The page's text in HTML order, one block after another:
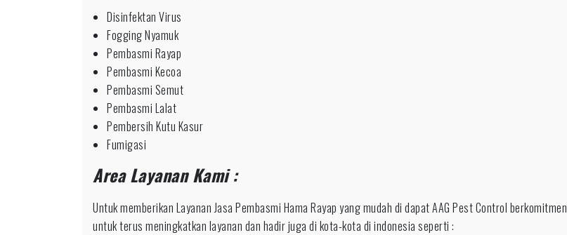
Disinfektan Virus
Fogging Nyamuk
Pembasmi Rayap
Pembasmi Kecoa
Pembasmi Semut
Pembasmi Lalat
Pembersih Kutu Kasur
Fumigasi
Area Layanan Kami :
Untuk memberikan Layanan Jasa Pembasmi Hama Rayap yang mudah di dapat AAG Pest Control berkomitmen
untuk terus meningkatkan layanan dan hadir juga di kota-kota di indonesia seperti :